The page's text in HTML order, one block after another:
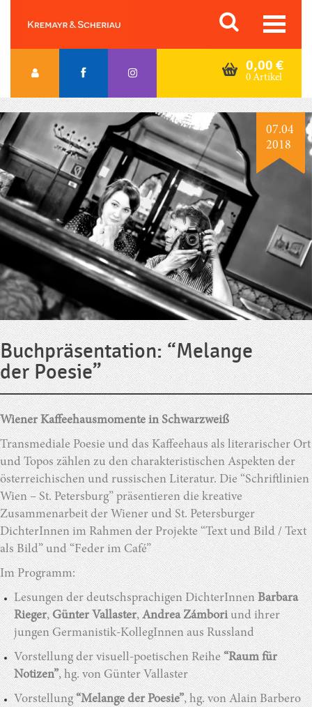
content
Orac K&S
0,00 €
0 Artikel
07.04
2018
Buchpräsentation: “Melange
der Poesie”
Wiener Kaffeehausmomente in Schwarzweiß
Transmediale Poesie und das Kaffeehaus als literarischer Ort
und Topos zählen zu den charakteristischen Aspekten der
österreichischen und russischen Literatur. Die “Schriftlinien
Wien – St. Petersburg” präsentieren die kreative
Zusammenarbeit der Wiener und St. Petersburger
DichterInnen im Rahmen der Projekte “Text und Bild / Text
als Bild” und “Feder im Café”
Im Programm:
Lesungen der deutschsprachigen DichterInnenBarbara
Rieger,Günter Vallaster,Andrea Zámboriund ihrer
jungen Germanistik-KollegInnen aus Russland
Vorstellung der visuell-poetischen Reihe“Raum für
Notizen”, hg. von Günter Vallaster
Vorstellung“Melange der Poesie”, hg. von Alain Barbero